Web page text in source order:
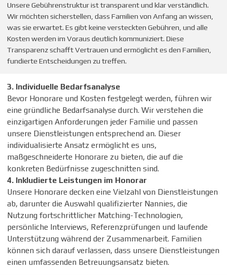
Unsere Gebührenstruktur ist transparent und klar verständlich.
Wir möchten sicherstellen, dass Familien von Anfang an wissen,
was sie erwartet. Es gibt keine versteckten Gebühren, und alle
Kosten werden im Voraus deutlich kommuniziert. Diese
Transparenz schafft Vertrauen und ermöglicht es den Familien,
fundierte Entscheidungen zu treffen.
3. Individuelle Bedarfsanalyse
Bevor Honorare und Kosten festgelegt werden, führen wir
eine gründliche Bedarfsanalyse durch. Wir verstehen die
einzigartigen Anforderungen jeder Familie und passen
unsere Dienstleistungen entsprechend an. Dieser
individualisierte Ansatz ermöglicht es uns,
maßgeschneiderte Honorare zu bieten, die auf die
konkreten Bedürfnisse zugeschnitten sind.
4. Inkludierte Leistungen im Honorar
Unsere Honorare decken eine Vielzahl von Dienstleistungen
ab, darunter die Auswahl qualifizierter Nannies, die
Nutzung fortschrittlicher Matching-Technologien,
persönliche Interviews, Referenzprüfungen und laufende
Unterstützung während der Zusammenarbeit. Familien
können sich darauf verlassen, dass unsere Dienstleistungen
einen umfassenden Betreuungsansatz bieten.